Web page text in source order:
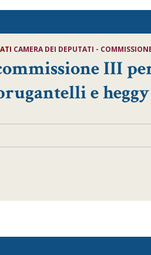
CAMERA DEI DEPUTATI -
III
e heggy